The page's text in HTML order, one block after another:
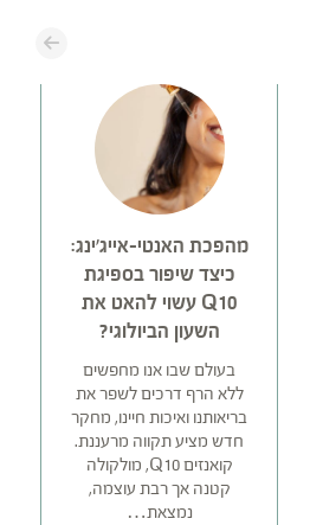
מהפכת האנטי-אייג'ינג:
כיצד שיפור בספיגת
Q10 עשוי להאט את
השעון הביולוגי?
בעולם שבו אנו מחפשים
ללא הרף דרכים לשפר את
בריאותנו ואיכות חיינו, מחקר
חדש מציע תקווה מרעננת.
קואנזים Q10, מולקולה
קטנה אך רבת עוצמה,
נמצאת…